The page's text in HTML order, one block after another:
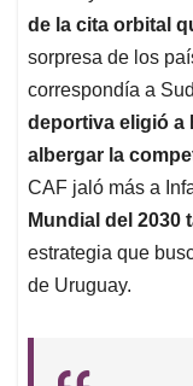
p
p
o
k
I
n
de la cita orbital
sorpresa de los
correspondía a
deportiva eligió a
albergar la
CAF jaló más a
Mundial del 2030
estrategia que
de Uruguay.